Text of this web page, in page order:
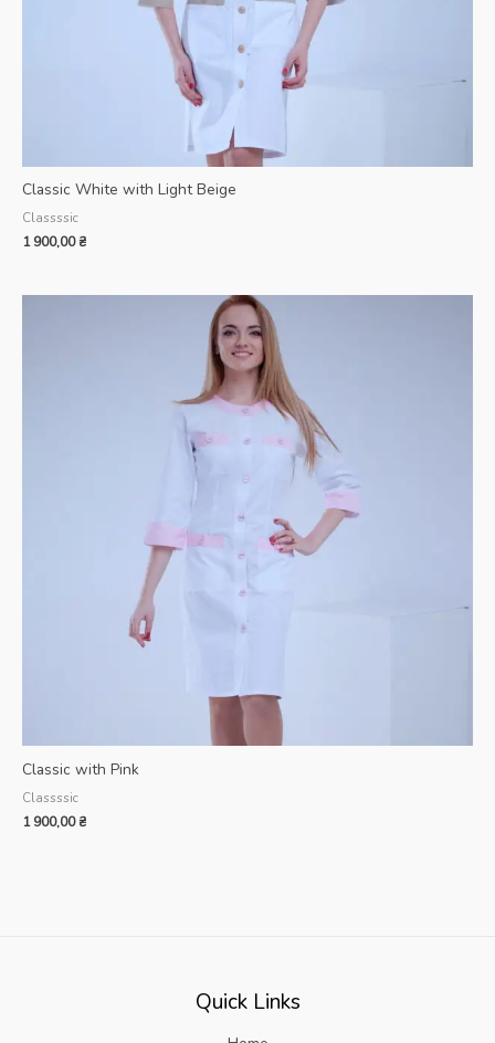
Classic White with Light Beige
Classssic
1 900,00₴
Classic with Pink
Classssic
1 900,00₴
Quick Links